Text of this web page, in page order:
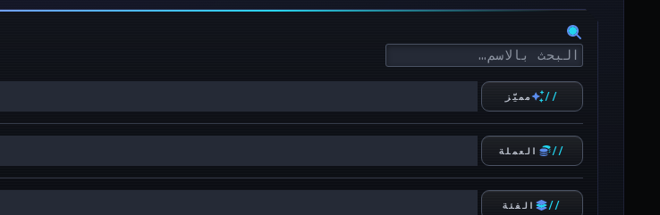
مميَّز
العملة
الفئة